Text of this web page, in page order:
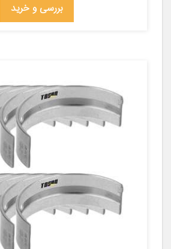
بررسی و خرید